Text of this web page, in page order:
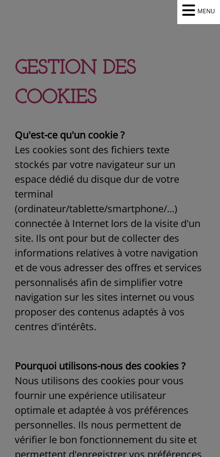
MENU
GESTION DES
COOKIES
Qu'est-ce qu'un cookie ?
Les cookies sont des fichiers texte
stockés par votre navigateur sur un
espace dédié du disque dur de votre
terminal
(ordinateur/tablette/smartphone/...)
connectée à Internet lors de la visite d'un
site. Ils ont pour but de collecter des
informations relatives à votre navigation
et de vous adresser des offres et services
personnalisés afin de simplifier votre
navigation sur les sites internet ou vous
proposer des contenus adaptés à vos
centres d'intérêts.
Pourquoi utilisons-nous des cookies ?
Nous utilisons des cookies pour vous
fournir une expérience utilisateur
optimale et adaptée à vos préférences
personnelles. Ils nous permettent de
vérifier le bon fonctionnement du site et
permettent d'enregistrer vos préférences,